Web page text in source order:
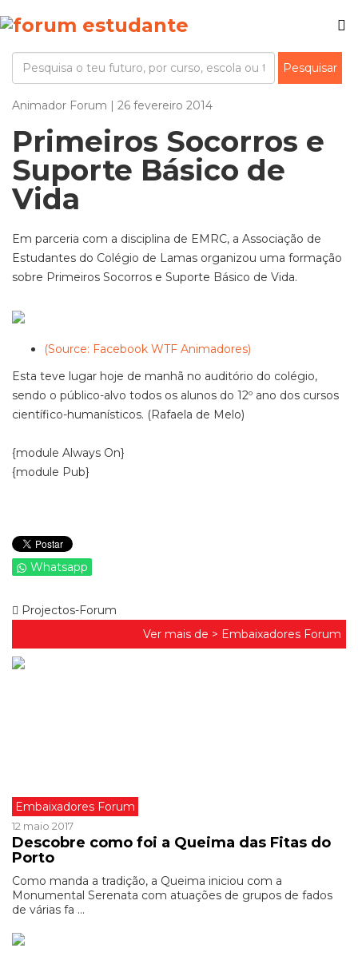
Animador Forum | 26 fevereiro 2014
Primeiros Socorros e
Suporte Básico de
Vida
Em parceria com a disciplina de EMRC, a Associação de
Estudantes do Colégio de Lamas organizou uma formação
sobre Primeiros Socorros e Suporte Básico de Vida.
(Source: Facebook WTF Animadores)
Esta teve lugar hoje de manhã no auditório do colégio,
sendo o público-alvo todos os alunos do 12º ano dos cursos
científico-humanísticos. (Rafaela de Melo)
{module Always On}
{module Pub}
Whatsapp
Projectos-Forum
Ver mais de > Embaixadores Forum
Embaixadores Forum
12 maio 2017
Descobre como foi a Queima das Fitas do
Porto
Como manda a tradição, a Queima iniciou com a
Monumental Serenata com atuações de grupos de fados
de várias fa ...